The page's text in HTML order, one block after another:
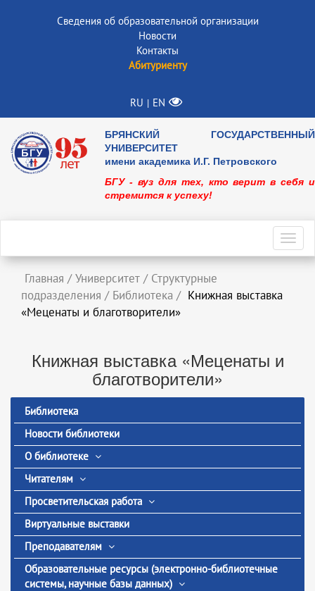
Сведения об образовательной организации
Новости
Контакты
Абитуриенту
RU | EN
БРЯНСКИЙ ГОСУДАРСТВЕННЫЙ
УНИВЕРСИТЕТ
имени академика И.Г. Петровского
БГУ - вуз для тех, кто верит в себя и
стремится к успеху!
Главная / Университет / Структурные
подразделения / Библиотека / Книжная выставка
«Меценаты и благотворители»
Книжная выставка «Меценаты и
благотворители»
Библиотека
Новости библиотеки
О библиотеке
Читателям
Просветительская работа
Виртуальные выставки
Преподавателям
Образовательные ресурсы (электронно-библиотечные
системы, научные базы данных)